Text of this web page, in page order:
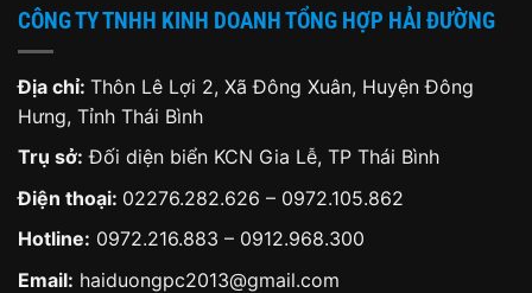
CÔNG TY TNHH KINH DOANH TỔNG HỢP HẢI ĐƯỜNG
Địa chỉ: Thôn Lê Lợi 2, Xã Đông Xuân, Huyện Đông
Hưng, Tỉnh Thái Bình
Trụ sở: Đối diện biển KCN Gia Lễ, TP Thái Bình
Điện thoại: 02276.282.626 – 0972.105.862
Hotline: 0972.216.883 – 0912.968.300
Email: haiduongpc2013@gmail.com